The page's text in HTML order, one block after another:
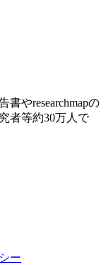
やresearchmapの
者等約30万人で
ー